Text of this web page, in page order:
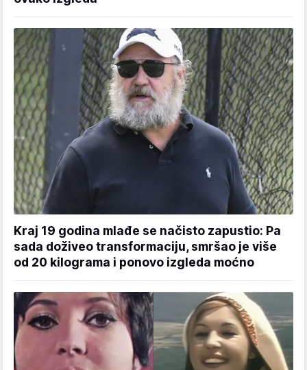
Kraj 19 godina mlađe se načisto zapustio: Pa
sada doživeo transformaciju, smršao je više
od 20 kilograma i ponovo izgleda moćno